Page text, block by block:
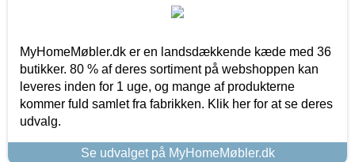
MyHomeMøbler.dk er en landsdækkende kæde med 36
butikker. 80 % af deres sortiment på webshoppen kan
leveres inden for 1 uge, og mange af produkterne
kommer fuld samlet fra fabrikken. Klik her for at se deres
udvalg.
Se udvalget på MyHomeMøbler.dk